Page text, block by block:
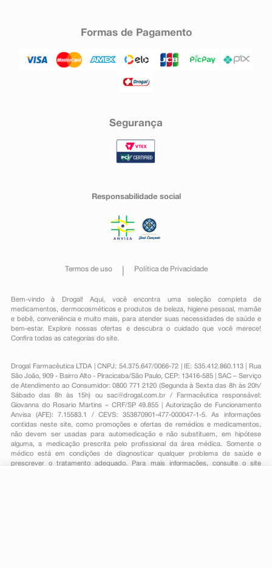
Formas de Pagamento
Segurança
Responsabilidade social
Termos de uso Política de Privacidade
Bem-vindo à Drogal! Aqui, você encontra uma seleção completa de
medicamentos , dermocosméticos e produtos de beleza, higiene pessoal ,mamãe
e bebê, conveniênciae muito mais, para atender suas necessidades de saúde e
bem-estar. Explore nossas ofertas e descubra o cuidado que você merece!
Confira todas as categorias do site.
Drogal Farmacêutica LTDA | CNPJ: 54.375.647/0066-72 | IE: 535.412.860.113 | Rua
São João, 909 - Bairro Alto - Piracicaba/São Paulo, CEP: 13416-585 | SAC – Serviço
de Atendimento ao Consumidor: 0800 771 2120 (Segunda à Sexta das 8h às 20h/
Sábado das 8h às 15h) ou sac@drogal.com.br/ Farmacêutica responsável:
Giovanna do Rosario Martins – CRF/SP 49.855 | Autorização de Funcionamento
Anvisa (AFE): 7.15583.1 / CEVS: 353870901-477-000047-1-5. As informações
contidas neste site, como promoções e ofertas de remédios e medicamentos,
não devem ser usadas para automedicação e não substituem, em hipótese
alguma, a medicação prescrita pelo profissional da área médica. Somente o
médico está em condições de diagnosticar qualquer problema de saúde e
prescrever o tratamento adequado. Para mais informações, consulte o site